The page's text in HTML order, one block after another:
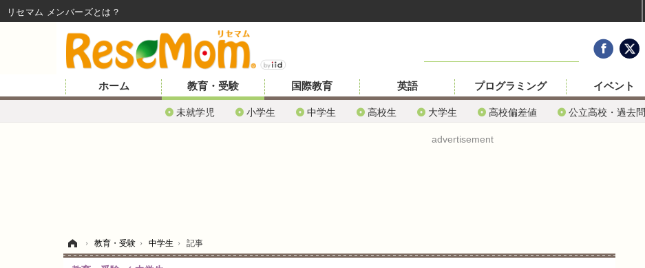
ホーム 教育・受験
未就学児 小学生 中学生 高校生 大学生 高校偏差値 公立高校・過去問
国際教育 英語 プログラミング イベント
advertisement
› 教育・受験 › 中学生 › 記事
リセマム メンバーズ